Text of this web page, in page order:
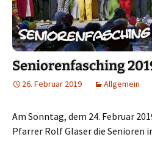
Seniorenfasching
26. Februar 2019 Allgemein
Am Sonntag, dem 24. Februar
Pfarrer Rolf Glaser die Senioren